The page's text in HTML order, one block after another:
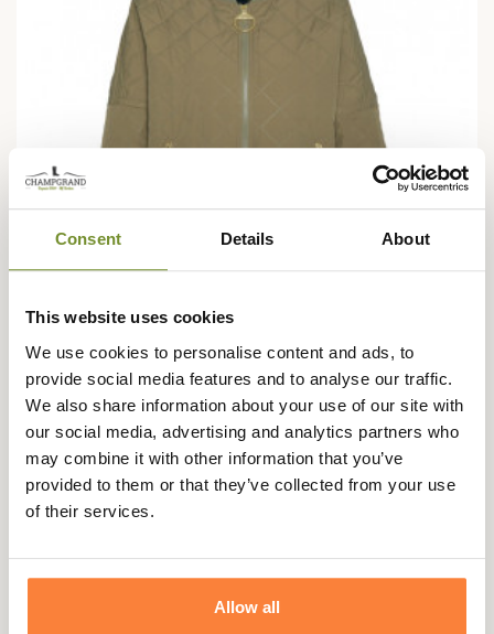
Consent Details About
This website uses cookies
We use cookies to personalise content and ads, to
provide social media features and to analyse our traffic.
We also share information about your use of our site with
our social media, advertising and analytics partners who
may combine it with other information that you’ve
provided to them or that they’ve collected from your use
of their services.
Allow all
BARBOUR
Veste matelassée Emlyn Femme Barbour
284,95 €